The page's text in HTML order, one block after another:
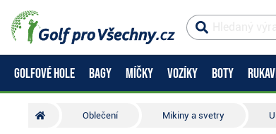
GOLFOVÉ HOLE BAGY MÍČKY VOZÍKY BOTY
Oblečení Mikiny a svetry